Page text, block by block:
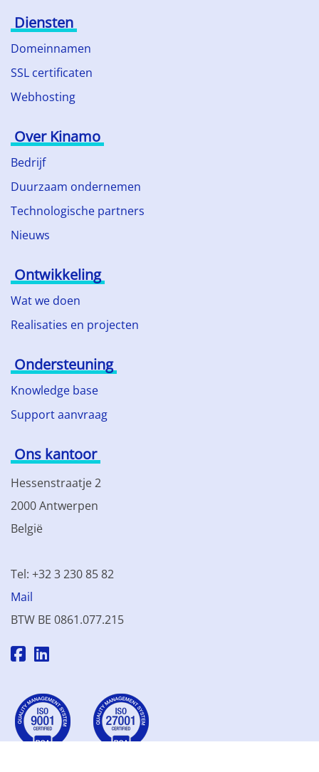
Diensten
Domeinnamen
SSL certificaten
Webhosting
Over Kinamo
Bedrijf
Duurzaam ondernemen
Technologische partners
Nieuws
Ontwikkeling
Wat we doen
Realisaties en projecten
Ondersteuning
Knowledge base
Support aanvraag
Ons kantoor
Hessenstraatje 2
2000 Antwerpen
België
Tel: +32 3 230 85 82
Mail
BTW BE 0861.077.215